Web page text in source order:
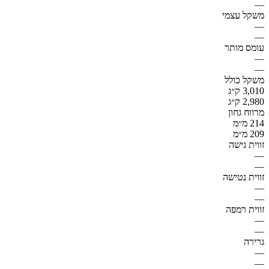
—
משקל עצמי
—
—
עומס מותר
—
—
משקל כולל
3,010 ק״ג
2,980 ק״ג
מרווח גחון
214 מ״מ
209 מ״מ
זווית גישה
—
—
זווית נטישה
—
—
זווית רמפה
—
—
גרירה
—
—